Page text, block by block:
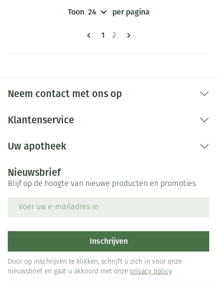
Pagina's
U lees momenteel pagina
1 Pagina
2
Toon per pagina
Neem contact met ons op
Klantenservice
Uw apotheek
Nieuwsbrief
Blijf op de hoogte van nieuwe producten en promoties
Inschrijven
Door op inschrijven te klikken, schrijft u zich in voor onze
nieuwsbrief en gaat u akkoord met onze privacy policy.